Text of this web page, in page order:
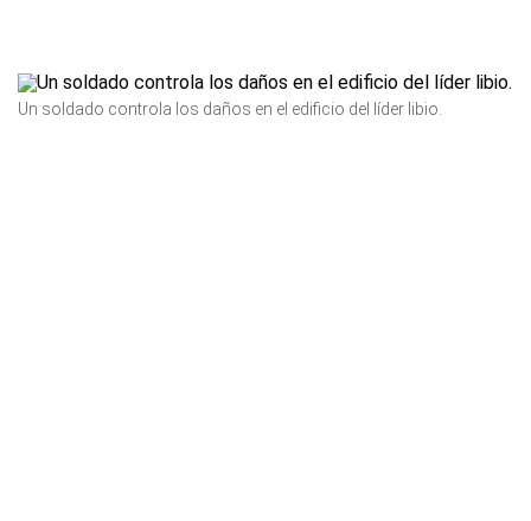
Un soldado controla los daños en el edificio del líder libio.